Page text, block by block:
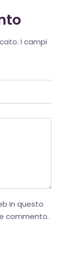
I campi
in questo
commento.